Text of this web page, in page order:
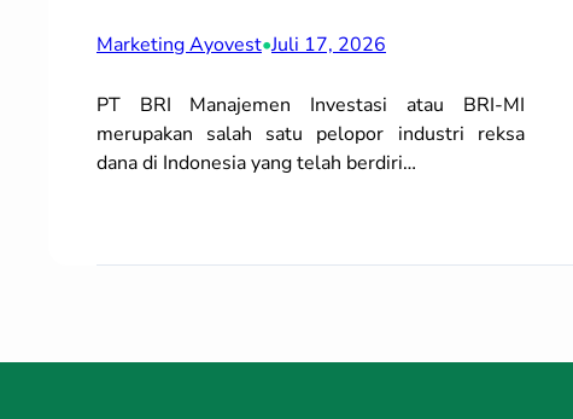
Marketing Ayovest•Juli 17, 2026
PT BRI Manajemen Investasi atau BRI-MI
merupakan salah satu pelopor industri reksa
dana di Indonesia yang telah berdiri…